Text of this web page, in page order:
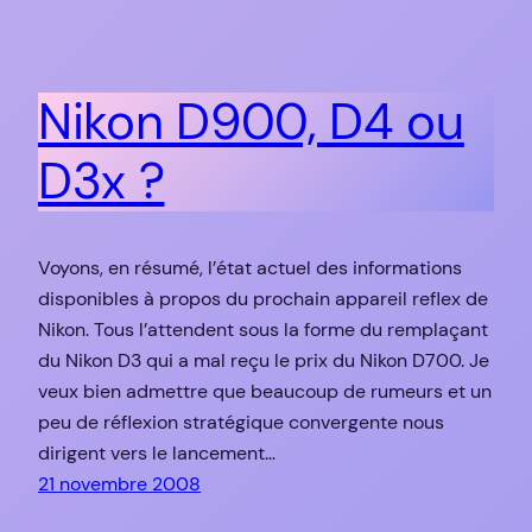
Nikon D900, D4 ou
D3x ?
Voyons, en résumé, l’état actuel des informations
disponibles à propos du prochain appareil reflex de
Nikon. Tous l’attendent sous la forme du remplaçant
du Nikon D3 qui a mal reçu le prix du Nikon D700. Je
veux bien admettre que beaucoup de rumeurs et un
peu de réflexion stratégique convergente nous
dirigent vers le lancement…
21 novembre 2008